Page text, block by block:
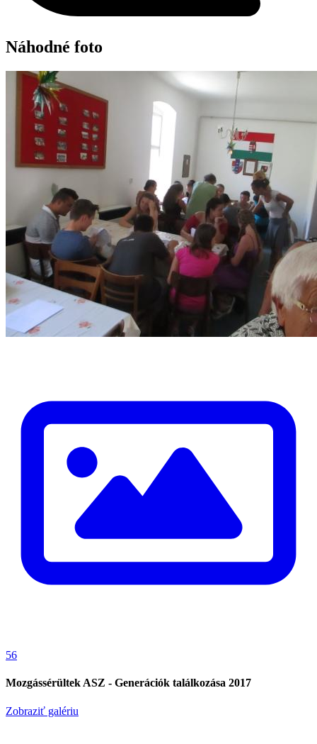
Náhodné foto
56
Mozgássérültek ASZ - Generációk találkozása 2017
Zobraziť galériu